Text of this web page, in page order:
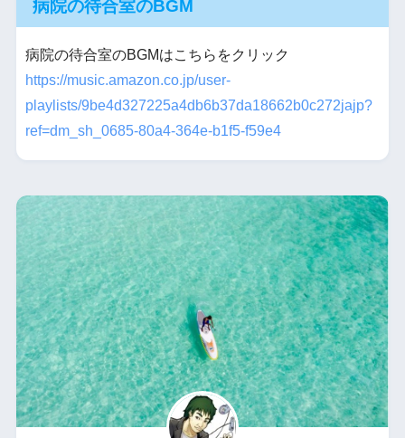
病院の待合室のBGM
病院の待合室のBGMはこちらをクリック
https://music.amazon.co.jp/user-
playlists/9be4d327225a4db6b37da18662b0c272jajp?
ref=dm_sh_0685-80a4-364e-b1f5-f59e4